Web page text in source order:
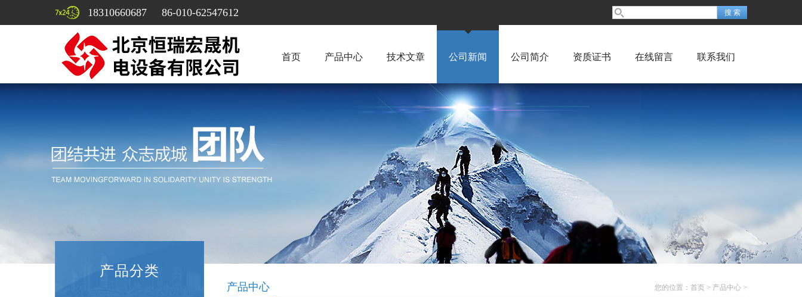
18310660687 86-010-62547612
首页 产品中心 技术文章 公司新闻 公司简介 资质证书 在线留言 联系我们
产品分类
您的位置： 首页 > 产品中心 >
产品中心